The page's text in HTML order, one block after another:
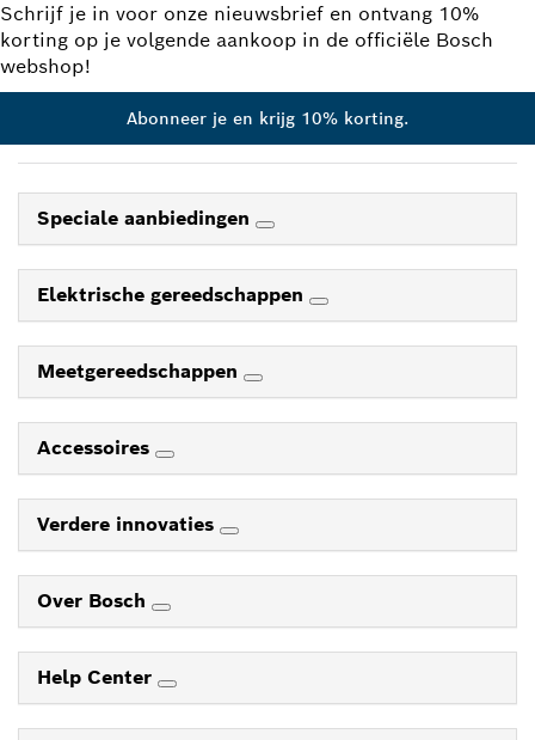
Schrijf je in voor onze nieuwsbrief en ontvang 10%
korting op je volgende aankoop in de officiële Bosch
webshop!
Abonneer je en krijg 10% korting.
Speciale aanbiedingen
Elektrische gereedschappen
Meetgereedschappen
Accessoires
Verdere innovaties
Over Bosch
Help Center